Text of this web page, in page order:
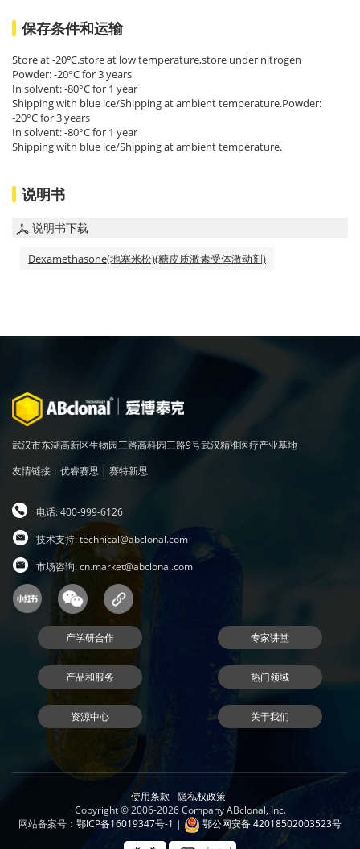
保存条件和运输
Store at -20℃.store at low temperature,store under nitrogen
Powder: -20°C for 3 years
In solvent: -80°C for 1 year
Shipping with blue ice/Shipping at ambient temperature.Powder:
-20°C for 3 years
In solvent: -80°C for 1 year
Shipping with blue ice/Shipping at ambient temperature.
说明书
说明书下载
Dexamethasone(地塞米松)(糖皮质激素受体激动剂)
武汉市东湖高新区生物园三路高科园三路9号武汉精准医疗产业基地
友情链接： 优睿赛思 | 赛特新思
电话: 400-999-6126
技术支持:technical@abclonal.com
市场咨询:cn.market@abclonal.com
产学研合作 专家讲堂
产品和服务 热门领域
资源中心 关于我们
使用条款
隐私权政策
Copyright © 2006-2026 Company ABclonal, Inc.
网站备案号： 鄂ICP备16019347号-1 | 鄂公网安备 42018502003523号